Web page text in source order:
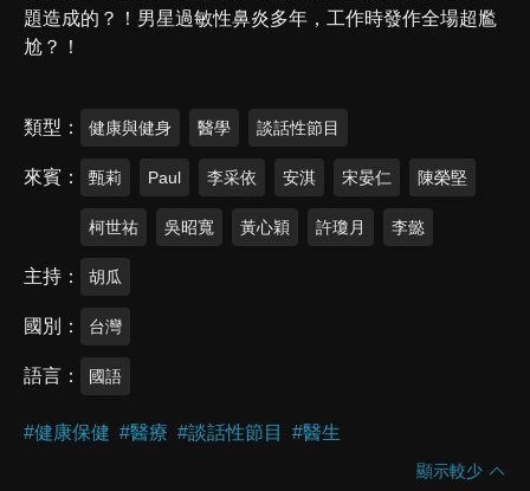
題造成的？！男星過敏性鼻炎多年，工作時發作全場超尷
尬？！
類型 健康與健身 醫學 談話性節目
來賓 甄莉 Paul 李采依 安淇 宋晏仁 陳榮堅
柯世祐 吳昭寬 黃心穎 許瓊月 李懿
主持 胡瓜
國別 台灣
語言 國語
#健康保健 #醫療 #談話性節目 #醫生
顯示較少